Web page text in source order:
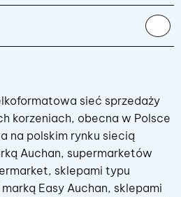
sieć sprzedaży
korzeniach, obecna w Polsce
na polskim rynku siecią
Auchan, supermarketów
sklepami typu
Easy Auchan, sklepami